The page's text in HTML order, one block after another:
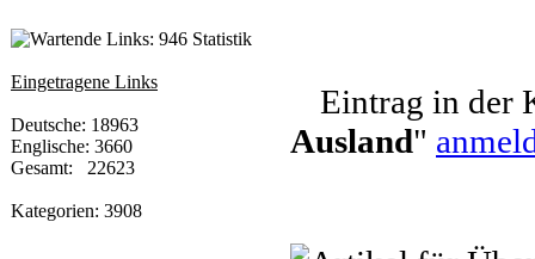
Statistik
Eingetragene Links
Deutsche: 18963
Englische: 3660
Gesamt: 22623
Kategorien: 3908
Eintrag in der
Ausland"